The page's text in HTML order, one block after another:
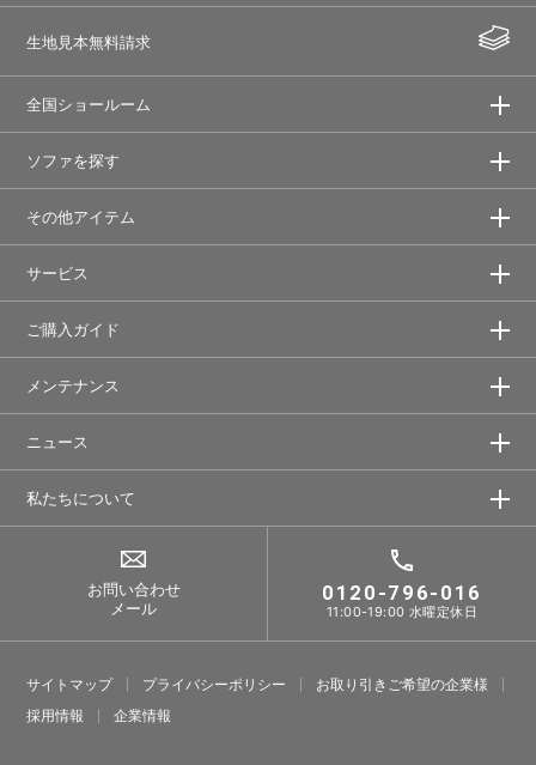
生地見本無料請求
全国ショールーム
ソファを探す
その他アイテム
サービス
ご購入ガイド
メンテナンス
ニュース
私たちについて
お問い合わせ
メール
0120-796-016
11:00-19:00 水曜定休日
サイトマップ プライバシーポリシー
お取り引きご希望の企業様
採⽤情報
企業情報